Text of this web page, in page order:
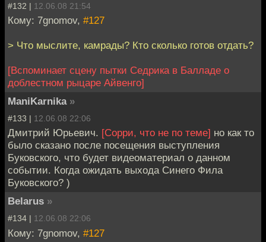
#132 | 12.06.08 21:54
Кому: 7gnomov, #127
> Что мыслите, камрады? Кто сколько готов отдать?
[Вспоминает сцену пытки Седрика в Балладе о
доблестном рыцаре Айвенго]
ManiKarnika »
#133 | 12.06.08 22:06
Дмитрий Юрьевич. [Сорри, что не по теме] но как то
было сказано после посещения выступления
Буковского, что будет видеоматериал о данном
событии. Когда ожидать выхода Синего Фила
Буковского? )
Belarus »
#134 | 12.06.08 22:06
Кому: 7gnomov, #127